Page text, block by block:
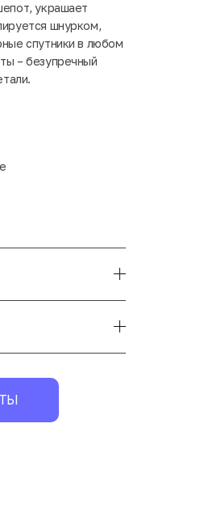
украшает
шнурком,
спутники в любом
– безупречный